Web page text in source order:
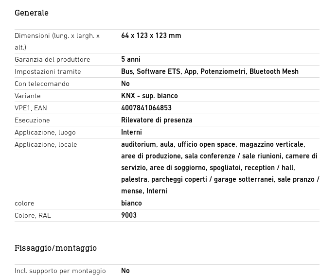
Generale
Dimensioni (lung. x largh. x
alt.)
64 x 123 x 123 mm
Garanzia del produttore
5 anni
Impostazioni tramite
Bus, Software ETS, App, Potenziometri, Bluetooth Mesh
Con telecomando
No
Variante
KNX - sup. bianco
VPE1, EAN
4007841064853
Esecuzione
Rilevatore di presenza
Applicazione, luogo
Interni
Applicazione, locale
auditorium, aula, ufficio open space, magazzino verticale,
aree di produzione, sala conferenze / sale riunioni, camere di
servizio, aree di soggiorno, spogliatoi, reception / hall,
palestra, parcheggi coperti / garage sotterranei, sale pranzo /
mense, Interni
colore
bianco
Colore, RAL
9003
Fissaggio/montaggio
Incl. supporto per montaggio
No